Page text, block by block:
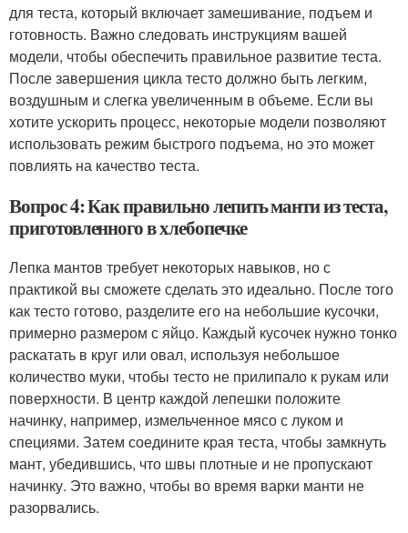
для теста, который включает замешивание, подъем и
готовность. Важно следовать инструкциям вашей
модели, чтобы обеспечить правильное развитие теста.
После завершения цикла тесто должно быть легким,
воздушным и слегка увеличенным в объеме. Если вы
хотите ускорить процесс, некоторые модели позволяют
использовать режим быстрого подъема, но это может
повлиять на качество теста.
Вопрос 4: Как правильно лепить манти из теста,
приготовленного в хлебопечке
Лепка мантов требует некоторых навыков, но с
практикой вы сможете сделать это идеально. После того
как тесто готово, разделите его на небольшие кусочки,
примерно размером с яйцо. Каждый кусочек нужно тонко
раскатать в круг или овал, используя небольшое
количество муки, чтобы тесто не прилипало к рукам или
поверхности. В центр каждой лепешки положите
начинку, например, измельченное мясо с луком и
специями. Затем соедините края теста, чтобы замкнуть
мант, убедившись, что швы плотные и не пропускают
начинку. Это важно, чтобы во время варки манти не
разорвались.